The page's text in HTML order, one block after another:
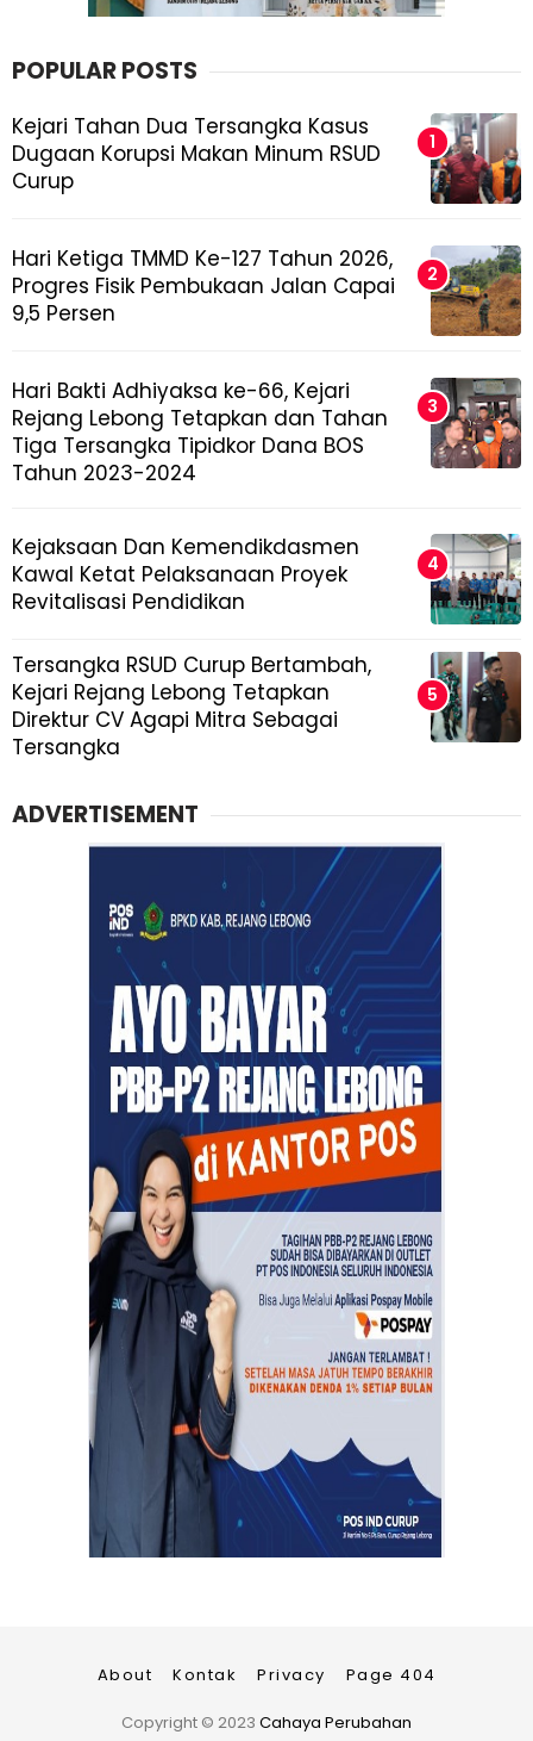
POPULAR POSTS
Kejari Tahan Dua Tersangka Kasus
Dugaan Korupsi Makan Minum RSUD
Curup
Hari Ketiga TMMD Ke-127 Tahun 2026,
Progres Fisik Pembukaan Jalan Capai
9,5 Persen
Hari Bakti Adhiyaksa ke-66, Kejari
Rejang Lebong Tetapkan dan Tahan
Tiga Tersangka Tipidkor Dana BOS
Tahun 2023-2024
Kejaksaan Dan Kemendikdasmen
Kawal Ketat Pelaksanaan Proyek
Revitalisasi Pendidikan
Tersangka RSUD Curup Bertambah,
Kejari Rejang Lebong Tetapkan
Direktur CV Agapi Mitra Sebagai
Tersangka
ADVERTISEMENT
About Kontak Privacy Page 404
Copyright © 2023 Cahaya Perubahan